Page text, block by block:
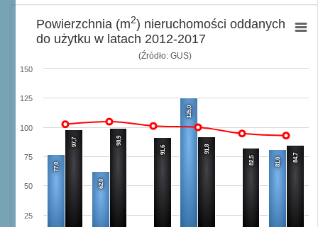
(Źródło: GUS)
77,0
62,0
125,0
81,0
97,7
98,9
91,6
91,8
82,5
84,7
25
50
75
100
125
150
Powierzchnia (m2) nieruchomości oddanych
do użytku w latach 2012-2017